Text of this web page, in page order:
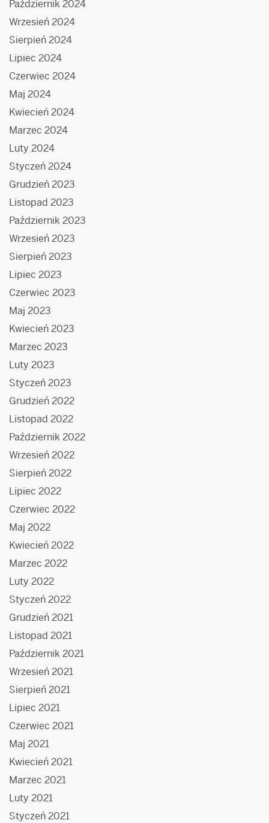
Październik 2024
Wrzesień 2024
Sierpień 2024
Lipiec 2024
Czerwiec 2024
Maj 2024
Kwiecień 2024
Marzec 2024
Luty 2024
Styczeń 2024
Grudzień 2023
Listopad 2023
Październik 2023
Wrzesień 2023
Sierpień 2023
Lipiec 2023
Czerwiec 2023
Maj 2023
Kwiecień 2023
Marzec 2023
Luty 2023
Styczeń 2023
Grudzień 2022
Listopad 2022
Październik 2022
Wrzesień 2022
Sierpień 2022
Lipiec 2022
Czerwiec 2022
Maj 2022
Kwiecień 2022
Marzec 2022
Luty 2022
Styczeń 2022
Grudzień 2021
Listopad 2021
Październik 2021
Wrzesień 2021
Sierpień 2021
Lipiec 2021
Czerwiec 2021
Maj 2021
Kwiecień 2021
Marzec 2021
Luty 2021
Styczeń 2021